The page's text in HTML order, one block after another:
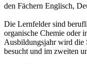
den Fächern Englisch,
Die Lernfelder sind
organische Chemie oder
Ausbildungsjahr wird die
besucht und im zweiten